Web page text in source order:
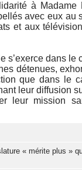
à Madame
avec eux au
et aux
s’exerce dans le
détenues,
que dans le
leur diffusion
leur mission
« mérite plus »